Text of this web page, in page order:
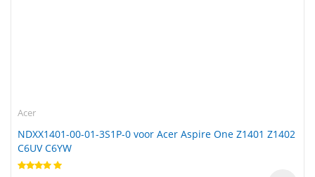
Acer
NDXX1401-00-01-3S1P-0 voor Acer Aspire One Z1401 Z1402
C6UV C6YW